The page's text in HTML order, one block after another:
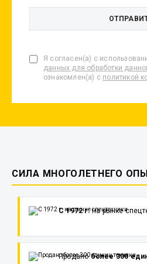
Я согласен(а) с
данных для обработки
ознакомлен(а) с политикой
СИЛА МНОГОЛЕТНЕГО
С 1972 г.на рынке
Проданоболее 300